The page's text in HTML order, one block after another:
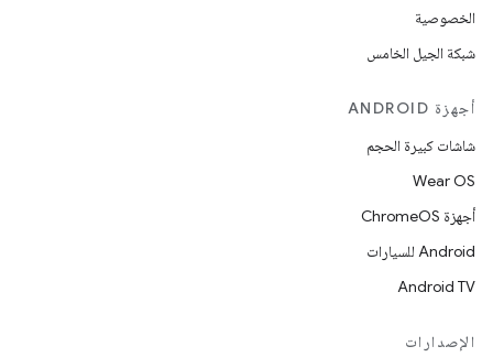
الخصوصية
شبكة الجيل الخامس
أجهزة ANDROID
شاشات كبيرة الحجم
Wear OS
أجهزة ChromeOS
Android للسيارات
Android TV
الإصدارات